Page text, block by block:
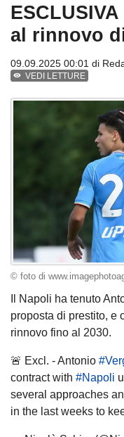
al rinnovo
09.09.2025 00:01 di
VEDI LETTURE
© foto di
Il Napoli ha tenuto
proposta di prestito, e
rinnovo fino al 2030.
🚨 Excl. - Antonio
contract with #Napoli
several approaches
in the last weeks to